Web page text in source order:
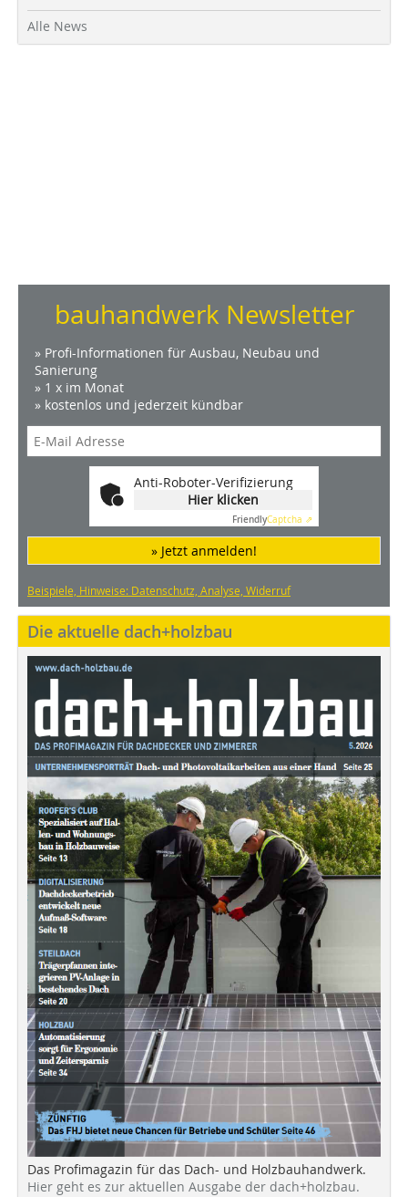
Alle News
bauhandwerk Newsletter
» Profi-Informationen für Ausbau, Neubau und
Sanierung
» 1 x im Monat
» kostenlos und jederzeit kündbar
Anti-Roboter-Verifizierung
Hier klicken
FriendlyCaptcha ⇗
» Jetzt anmelden!
Beispiele, Hinweise: Datenschutz, Analyse, Widerruf
Die aktuelle dach+holzbau
Das Profimagazin für das Dach- und Holzbauhandwerk.
Hier geht es zur aktuellen Ausgabe der dach+holzbau.